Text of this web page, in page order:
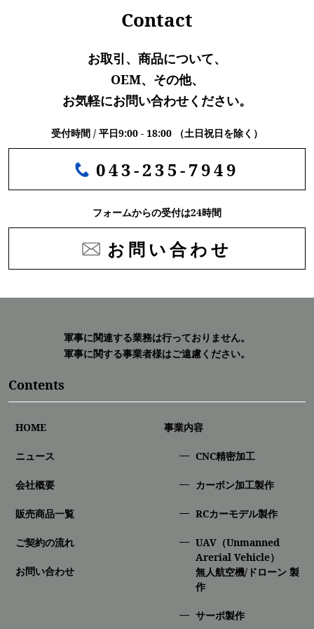
Contact
お取引、商品について、
OEM、その他、
お気軽にお問い合わせください。
受付時間 / 平日9:00 - 18:00 （土日祝日を除く）
043-235-7949
フォームからの受付は24時間
お問い合わせ
軍事に関連する業務は行っておりません。
軍事に関する事業者様はご遠慮ください。
Contents
HOME
ニュース
会社概要
販売商品一覧
ご契約の流れ
お問い合わせ
事業内容
CNC精密加⼯
カーボン加工製作
RCカーモデル製作
UAV（Unmanned
Arerial Vehicle）
無人航空機/ドローン 製
作
サーボ製作